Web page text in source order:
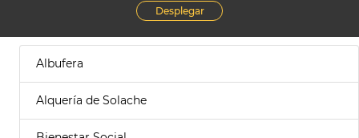
Desplegar
Albufera
Alquería de Solache